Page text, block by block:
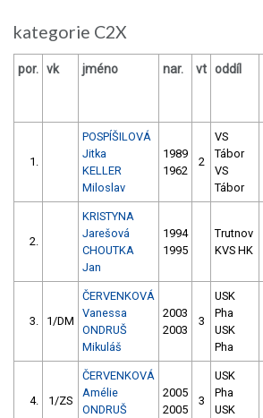
kategorie C2X
por. vk jméno nar. vt oddíl
1.
POSPÍŠILOVÁ
Jitka
KELLER
Miloslav
1989
1962
2
VS
Tábor
VS
Tábor
2.
KRISTYNA
Jarešová
CHOUTKA
Jan
1994
1995
Trutnov
KVS HK
3. 1/DM
ČERVENKOVÁ
Vanessa
ONDRUŠ
Mikuláš
2003
2003
3
USK
Pha
USK
Pha
4. 1/ZS
ČERVENKOVÁ
Amélie
ONDRUŠ
2005
2005
3
USK
Pha
USK